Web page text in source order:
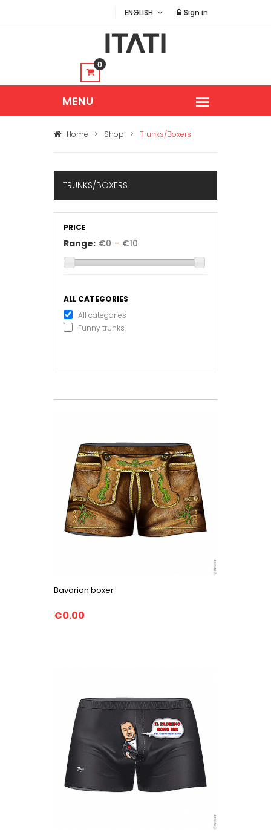
ENGLISH Sign in
0
Home > Shop > Trunks/Boxers
TRUNKS/BOXERS
PRICE
Range: €0 - €10
ALL CATEGORIES
All categories
Funny trunks
Bavarian boxer
€0.00